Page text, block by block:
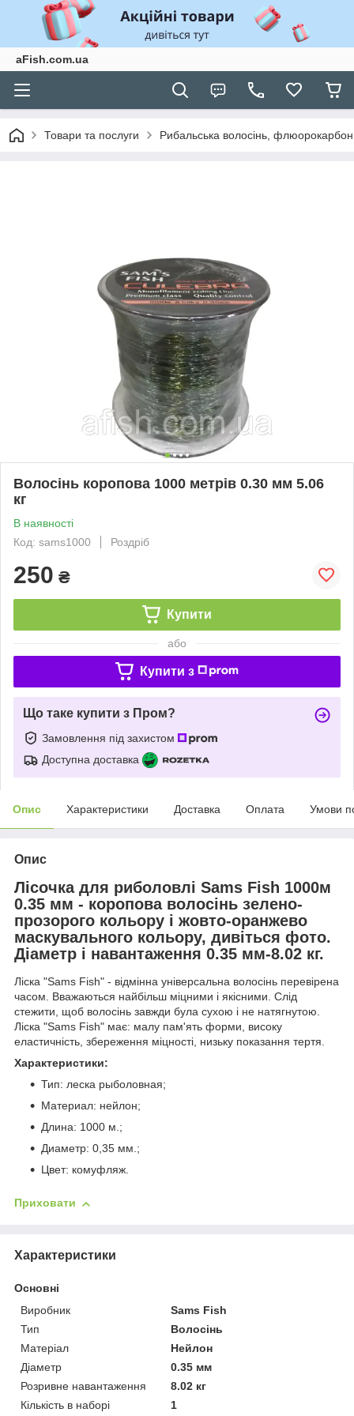
aFish.com.ua
Товари та послуги Рибальська волосінь, флюорокарбон
Волосінь коропова 1000 метрів 0.30 мм 5.06
кг
В наявності
Код: sams1000
Роздріб
250 ₴
Купити
або
Купити з
Що таке купити з Пром?
Замовлення під захистом
Доступна доставка
Опис Характеристики Доставка Оплата Умови
Опис
Лісочка для риболовлі Sams Fish 1000м
0.35 мм - коропова волосінь зелено-
прозорого кольору і жовто-оранжево
маскувального кольору, дивіться фото.
Діаметр і навантаження 0.35 мм-8.02 кг.
Ліска "Sams Fish" - відмінна універсальна волосінь перевірена
часом. Вважаються найбільш міцними і якісними. Слід
стежити, щоб волосінь завжди була сухою і не натягнутою.
Ліска "Sams Fish" має: малу пам'ять форми, високу
еластичність, збереження міцності, низьку показання тертя.
Характеристики:
Тип: леска рыболовная;
Материал: нейлон;
Длина: 1000 м.;
Диаметр: 0,35 мм.;
Цвет: комуфляж.
Приховати
Характеристики
Основні
Виробник
Sams Fish
Тип
Волосінь
Матеріал
Нейлон
Діаметр
0.35 мм
Розривне навантаження
8.02 кг
Кількість в наборі
1